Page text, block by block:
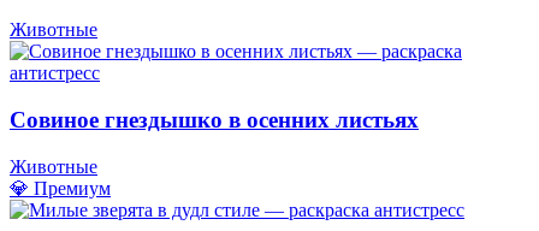
Животные
Совиное гнездышко в осенних листьях
Животные
💎 Премиум